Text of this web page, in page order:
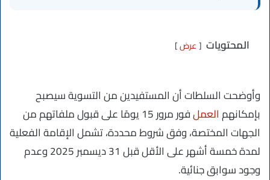
المحتويات عرض
وأوضحت السلطات أن المستفيدين من التسوية سيصبح
بإمكانهمالعمل
فور مرور 15 يومًا على قبول ملفاتهم من
الجهات المختصة، وفق شروط محددة، تشمل الإقامة الفعلية
لمدة خمسة أشهر على الأقل قبل 31 ديسمبر 2025 وعدم
وجود سوابق جنائية.